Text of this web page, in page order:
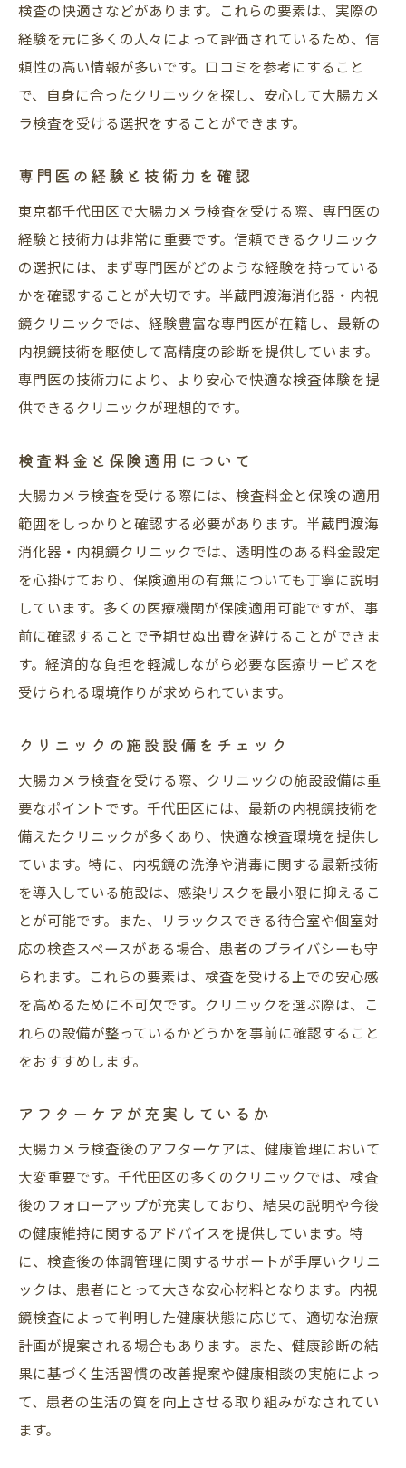
検査の快適さなどがあります。これらの要素は、実際の
経験を元に多くの人々によって評価されているため、信
頼性の高い情報が多いです。口コミを参考にすること
で、自身に合ったクリニックを探し、安心して大腸カメ
ラ検査を受ける選択をすることができます。
専門医の経験と技術力を確認
東京都千代田区で大腸カメラ検査を受ける際、専門医の
経験と技術力は非常に重要です。信頼できるクリニック
の選択には、まず専門医がどのような経験を持っている
かを確認することが大切です。半蔵門渡海消化器・内視
鏡クリニックでは、経験豊富な専門医が在籍し、最新の
内視鏡技術を駆使して高精度の診断を提供しています。
専門医の技術力により、より安心で快適な検査体験を提
供できるクリニックが理想的です。
検査料金と保険適用について
大腸カメラ検査を受ける際には、検査料金と保険の適用
範囲をしっかりと確認する必要があります。半蔵門渡海
消化器・内視鏡クリニックでは、透明性のある料金設定
を心掛けており、保険適用の有無についても丁寧に説明
しています。多くの医療機関が保険適用可能ですが、事
前に確認することで予期せぬ出費を避けることができま
す。経済的な負担を軽減しながら必要な医療サービスを
受けられる環境作りが求められています。
クリニックの施設設備をチェック
大腸カメラ検査を受ける際、クリニックの施設設備は重
要なポイントです。千代田区には、最新の内視鏡技術を
備えたクリニックが多くあり、快適な検査環境を提供し
ています。特に、内視鏡の洗浄や消毒に関する最新技術
を導入している施設は、感染リスクを最小限に抑えるこ
とが可能です。また、リラックスできる待合室や個室対
応の検査スペースがある場合、患者のプライバシーも守
られます。これらの要素は、検査を受ける上での安心感
を高めるために不可欠です。クリニックを選ぶ際は、こ
れらの設備が整っているかどうかを事前に確認すること
をおすすめします。
アフターケアが充実しているか
大腸カメラ検査後のアフターケアは、健康管理において
大変重要です。千代田区の多くのクリニックでは、検査
後のフォローアップが充実しており、結果の説明や今後
の健康維持に関するアドバイスを提供しています。特
に、検査後の体調管理に関するサポートが手厚いクリニ
ックは、患者にとって大きな安心材料となります。内視
鏡検査によって判明した健康状態に応じて、適切な治療
計画が提案される場合もあります。また、健康診断の結
果に基づく生活習慣の改善提案や健康相談の実施によっ
て、患者の生活の質を向上させる取り組みがなされてい
ます。